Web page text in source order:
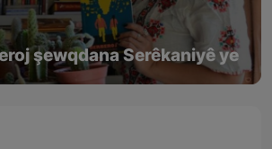
şewqdana Serêkaniyê ye